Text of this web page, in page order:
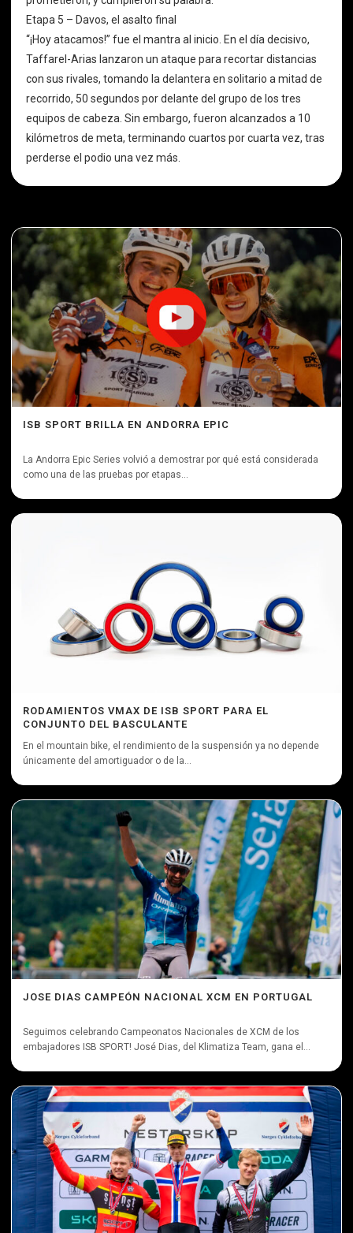
Etapa 5 – Davos, el asalto final
“¡Hoy atacamos!” fue el mantra al inicio. En el día decisivo,
Taffarel-Arias lanzaron un ataque para recortar distancias
con sus rivales, tomando la delantera en solitario a mitad de
recorrido, 50 segundos por delante del grupo de los tres
equipos de cabeza. Sin embargo, fueron alcanzados a 10
kilómetros de meta, terminando cuartos por cuarta vez, tras
perderse el podio una vez más.
ISB SPORT BRILLA EN ANDORRA EPIC
La Andorra Epic Series volvió a demostrar por qué está considerada
como una de las pruebas por etapas...
RODAMIENTOS VMAX DE ISB SPORT PARA EL
CONJUNTO DEL BASCULANTE
En el mountain bike, el rendimiento de la suspensión ya no depende
únicamente del amortiguador o de la...
JOSE DIAS CAMPEÓN NACIONAL XCM EN PORTUGAL
Seguimos celebrando Campeonatos Nacionales de XCM de los
embajadores ISB SPORT! José Dias, del Klimatiza Team, gana el...